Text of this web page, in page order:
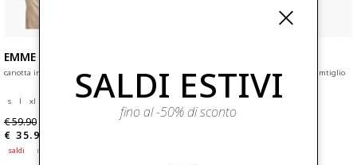
EMME MARELLA
canotta in jersey interlock stretch emmtiglio
s l xl
€ 59.90
€ 35.90
saldi nuovi arrivi
canotta in jersey interlock stretch emmtiglio
l xl
SALDI ESTIVI
fino al -50% di sconto